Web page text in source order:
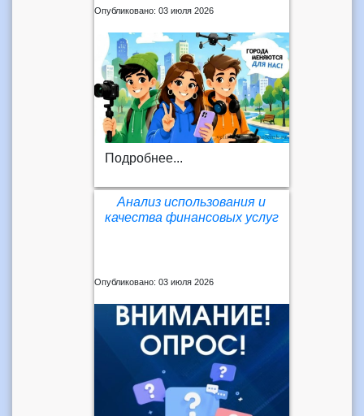
Опубликовано: 03 июля 2026
Подробнее...
Анализ использования и
качества финансовых услуг
Опубликовано: 03 июля 2026